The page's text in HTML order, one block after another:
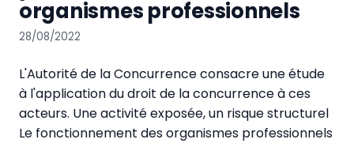
organismes professionnels
28/08/2022
L'Autorité de la Concurrence consacre une étude
à l'application du droit de la concurrence à ces
acteurs. Une activité exposée, un risque structurel
Le fonctionnement des organismes professionnels